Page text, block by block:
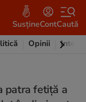
SusțineContCaută
Opinii
patra fetiță a